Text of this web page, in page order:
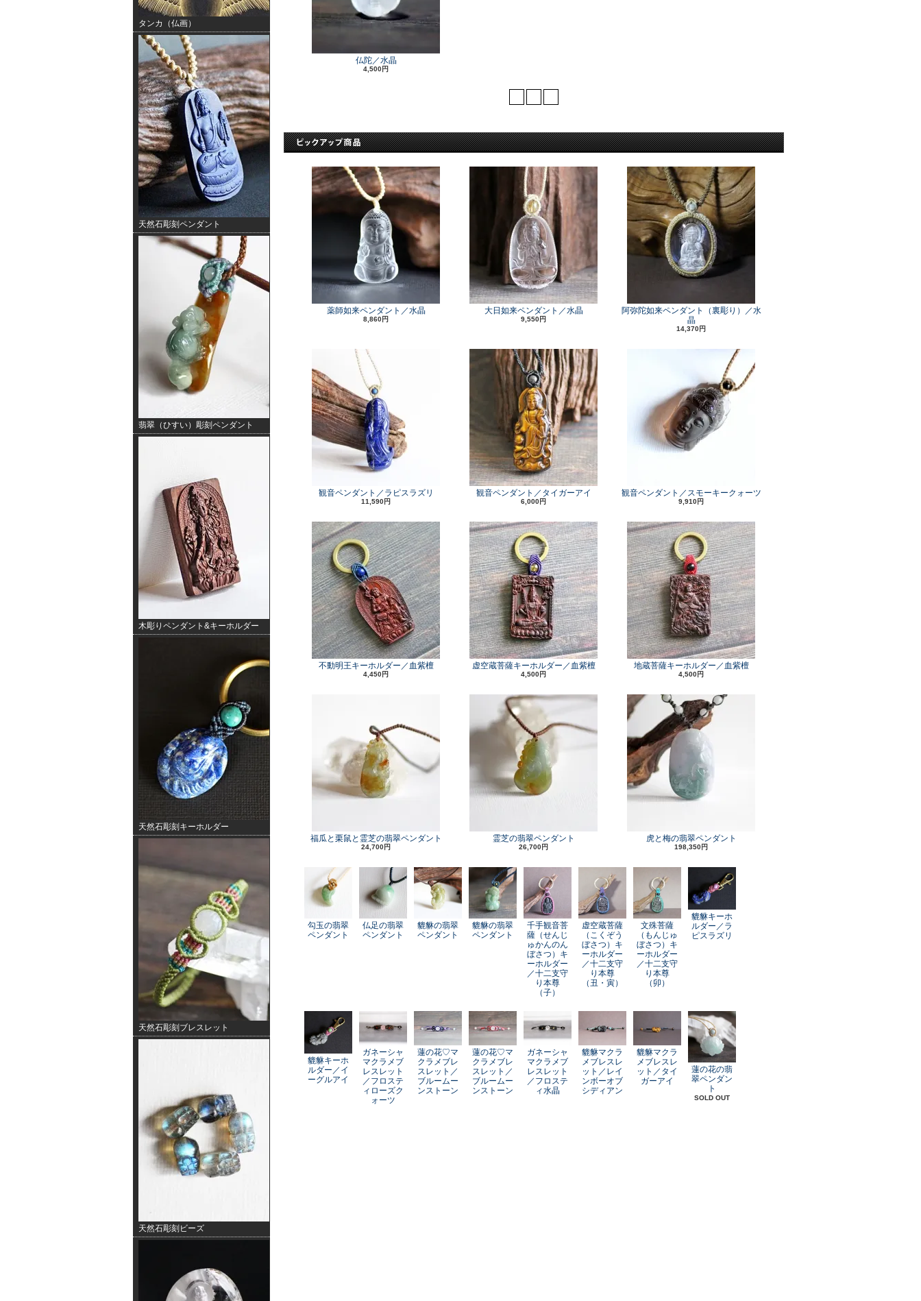
タンカ（仏画）
天然石彫刻ペンダント
翡翠（ひすい）彫刻ペンダント
木彫りペンダント&キーホルダー
天然石彫刻キーホルダー
天然石彫刻ブレスレット
天然石彫刻ビーズ
仏陀／水晶
4,500円
薬師如来ペンダント／水晶
8,860円
大日如来ペンダント／水晶
9,550円
阿弥陀如来ペンダント（裏彫り）／水
晶
14,370円
観音ペンダント／ラピスラズリ
11,590円
観音ペンダント／タイガーアイ
6,000円
観音ペンダント／スモーキークォーツ
9,910円
不動明王キーホルダー／血紫檀
4,450円
虚空蔵菩薩キーホルダー／血紫檀
4,500円
地蔵菩薩キーホルダー／血紫檀
4,500円
福瓜と栗鼠と霊芝の翡翠ペンダント
24,700円
霊芝の翡翠ペンダント
26,700円
虎と梅の翡翠ペンダント
198,350円
勾玉の翡翠
ペンダント
仏足の翡翠
ペンダント
貔貅の翡翠
ペンダント
貔貅の翡翠
ペンダント
千手観音菩
薩（せんじ
ゅかんのん
ぼさつ）キ
ーホルダー
／十二支守
り本尊
（子）
虚空蔵菩薩
（こくぞう
ぼさつ）キ
ーホルダー
／十二支守
り本尊
（丑・寅）
文殊菩薩
（もんじゅ
ぼさつ）キ
ーホルダー
／十二支守
り本尊
（卯）
貔貅キーホ
ルダー／ラ
ピスラズリ
貔貅キーホ
ルダー／イ
ーグルアイ
ガネーシャ
マクラメブ
レスレット
／フロステ
ィローズク
ォーツ
蓮の花♡マ
クラメブレ
スレット／
ブルームー
ンストーン
蓮の花♡マ
クラメブレ
スレット／
ブルームー
ンストーン
ガネーシャ
マクラメブ
レスレット
／フロステ
ィ水晶
貔貅マクラ
メブレスレ
ット／レイ
ンボーオブ
シディアン
貔貅マクラ
メブレスレ
ット／タイ
ガーアイ
蓮の花の翡
翠ペンダン
ト
SOLD OUT